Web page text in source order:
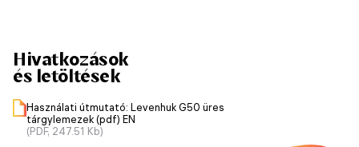
Hivatkozások
és letöltések
Használati útmutató: Levenhuk G50 üres
tárgylemezek (pdf) EN
(PDF, 247.51 Kb)